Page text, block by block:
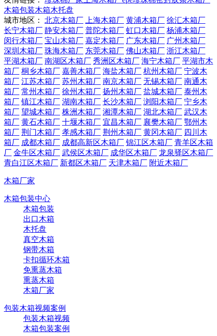
木箱包装木箱木托盘
城市地区：
北京木箱厂 上海木箱厂 黄浦木箱厂 徐汇木箱厂
长宁木箱厂 静安木箱厂 普陀木箱厂 虹口木箱厂 杨浦木箱厂
闵行木箱厂 宝山木箱厂 嘉定木箱厂 广东木箱厂 广州木箱厂
深圳木箱厂 珠海木箱厂 东莞木箱厂 佛山木箱厂 浙江木箱厂
平湖木箱厂 南湖区木箱厂 秀洲区木箱厂 海宁木箱厂 平湖市木
箱厂 桐乡木箱厂 嘉善木箱厂 海盐木箱厂 杭州木箱厂 宁波木
箱厂 江苏木箱厂 苏州木箱厂 南京木箱厂 无锡木箱厂 南通木
箱厂 常州木箱厂 徐州木箱厂 扬州木箱厂 盐城木箱厂 泰州木
箱厂 镇江木箱厂 湖南木箱厂 长沙木箱厂 浏阳木箱厂 宁乡木
箱厂 望城木箱厂 株洲木箱厂 湘潭木箱厂 湖北木箱厂 武汉木
箱厂 黄石木箱厂 十堰木箱厂 宜昌木箱厂 襄樊木箱厂 鄂州木
箱厂 荆门木箱厂 孝感木箱厂 荆州木箱厂 黄冈木箱厂 四川木
箱厂 成都木箱厂 成都高新区木箱厂 锦江区木箱厂 青羊区木箱
厂 金牛区木箱厂 武侯区木箱厂 成华区木箱厂 龙泉驿区木箱厂
青白江区木箱厂 新都区木箱厂 天津木箱厂 附近木箱厂
木箱厂家
木箱包装中心
木箱包装
出口木箱
木托盘
真空木箱
钢带木箱
卡扣循环木箱
免熏蒸木箱
熏蒸木箱
木箱厂家
包装木箱视频案例
包装木箱视频
木箱包装案例